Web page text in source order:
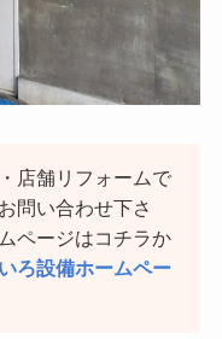
店舗リフォームで
問い合わせ下さ
ページはコチラか
ろ設備ホームペー